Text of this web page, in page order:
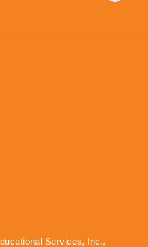
Services, Inc.,